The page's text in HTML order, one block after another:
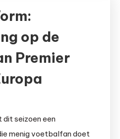
op de
Premier
dit seizoen een
menig voetbalfan doet